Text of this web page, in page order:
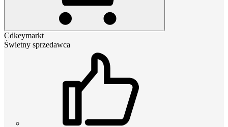
Cdkeymarkt
Świetny sprzedawca